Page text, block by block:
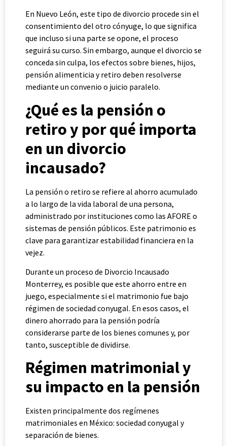
En Nuevo León, este tipo de divorcio procede sin el
consentimiento del otro cónyuge, lo que significa
que incluso si una parte se opone, el proceso
seguirá su curso. Sin embargo, aunque el divorcio se
conceda sin culpa, los efectos sobre bienes, hijos,
pensión alimenticia y retiro deben resolverse
mediante un convenio o juicio paralelo.
¿Qué es la pensión o
retiro y por qué importa
en un divorcio
incausado?
La pensión o retiro se refiere al ahorro acumulado
a lo largo de la vida laboral de una persona,
administrado por instituciones como las AFORE o
sistemas de pensión públicos. Este patrimonio es
clave para garantizar estabilidad financiera en la
vejez.
Durante un proceso de Divorcio Incausado
Monterrey, es posible que este ahorro entre en
juego, especialmente si el matrimonio fue bajo
régimen de sociedad conyugal. En esos casos, el
dinero ahorrado para la pensión podría
considerarse parte de los bienes comunes y, por
tanto, susceptible de dividirse.
Régimen matrimonial y
su impacto en la pensión
Existen principalmente dos regímenes
matrimoniales en México: sociedad conyugal y
separación de bienes.